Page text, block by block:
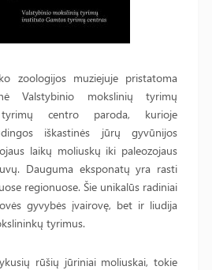
zoologijos muziejuje pristatoma
Valstybinio mokslinių tyrimų
centro paroda, kurioje
iškastinės jūrų gyvūnijos
laikų moliuskų iki paleozojaus
Dauguma eksponatų yra rasti
regionuose. Šie unikalūs radiniai
gyvybės įvairovę, bet ir liudija
tyrimus.
rūšių jūriniai moliuskai, tokie